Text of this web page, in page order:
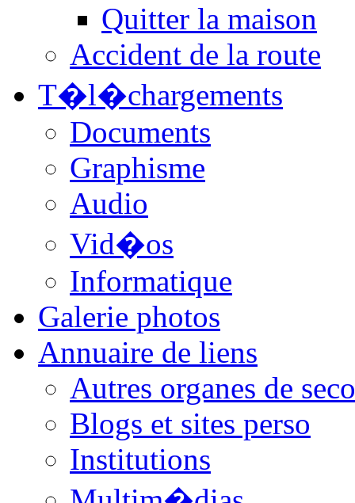
Quitter la maison
Accident de la route
T�l�chargements
Documents
Graphisme
Audio
Vid�os
Informatique
Galerie photos
Annuaire de liens
Autres organes de
Blogs et sites perso
Institutions